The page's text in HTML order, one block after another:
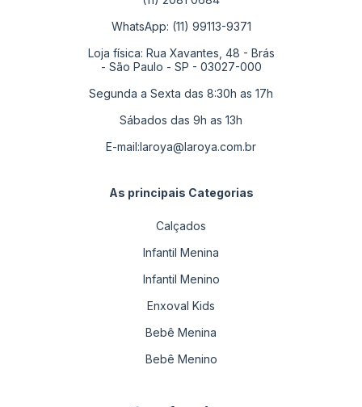
WhatsApp: (11) 99113-9371
Loja física: Rua Xavantes, 48 - Brás
- São Paulo - SP - 03027-000
Segunda a Sexta das 8:30h as 17h
Sábados das 9h as 13h
E-mail:laroya@laroya.com.br
As principais Categorias
Calçados
Infantil Menina
Infantil Menino
Enxoval Kids
Bebê Menina
Bebê Menino